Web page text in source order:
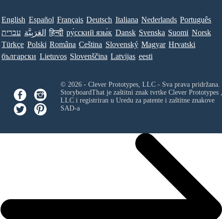
English Español Français Deutsch Italiana Nederlands Português
עברית العَرَبِيَّة हिन्दी ру́сский язы́к Dansk Svenska Suomi Norsk
Türkçe Polski Româna Ceština Slovenský Magyar Hrvatski
български Lietuvos Slovenščina Latvijas eesti
© 2026 - Clever Prototypes, LLC - Sva prava pridržana.
StoryboardThat je zaštitni znak tvrtke Clever Prototypes ,
LLCi registriran u Uredu za patente i zaštitne znakove
SAD-a